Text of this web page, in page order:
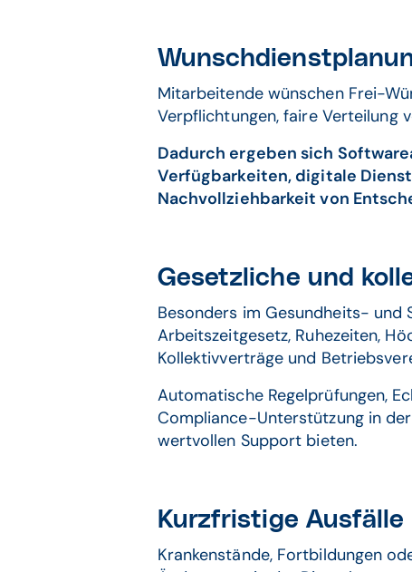
Mitarbeitende wünschen Frei-
Verpflichtungen, faire Verteilung
Dadurch ergeben sich
Verfügbarkeiten, digitale
Nachvollziehbarkeit von
Gesetzliche und
Besonders im Gesundheits- und
Arbeitszeitgesetz, Ruhezeiten,
Kollektivverträge und
Automatische Regelprüfungen,
Compliance-Unterstützung in
wertvollen Support bieten.
Kurzfristige Ausfälle
Krankenstände, Fortbildungen